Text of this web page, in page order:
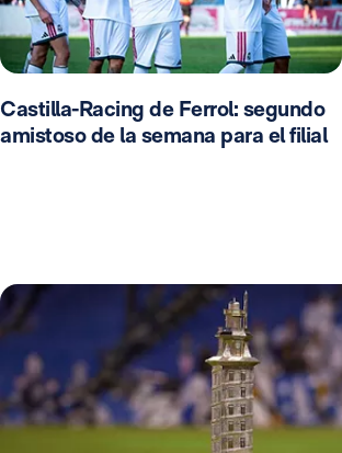
Castilla-Racing de Ferrol: segundo
amistoso de la semana para el filial